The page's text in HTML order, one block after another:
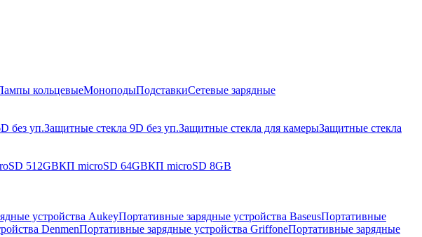
кольцевыеМоноподыПодставкиСетевые зарядные
без уп.Защитные стекла 9D без уп.Защитные стекла для камерыЗащитные стекла
512GBКП microSD 64GBКП microSD 8GB
устройства AukeyПортативные зарядные устройства BaseusПортативные
DenmenПортативные зарядные устройства GriffoneПортативные зарядные